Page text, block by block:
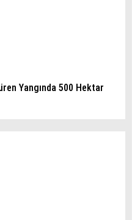
Yangında 500 Hektar